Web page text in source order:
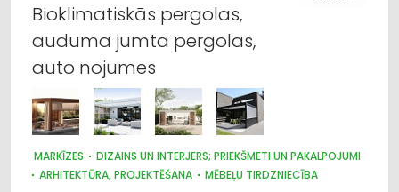
Bioklimatiskās pergolas,
auduma jumta pergolas,
auto nojumes
MARKĪZES
DIZAINS UN INTERJERS; PRIEKŠMETI UN PAKALPOJUMI
ARHITEKTŪRA, PROJEKTĒŠANA
MĒBEĻU TIRDZNIECĪBA